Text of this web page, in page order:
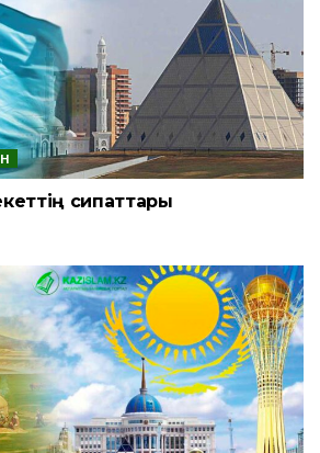
сипаттары